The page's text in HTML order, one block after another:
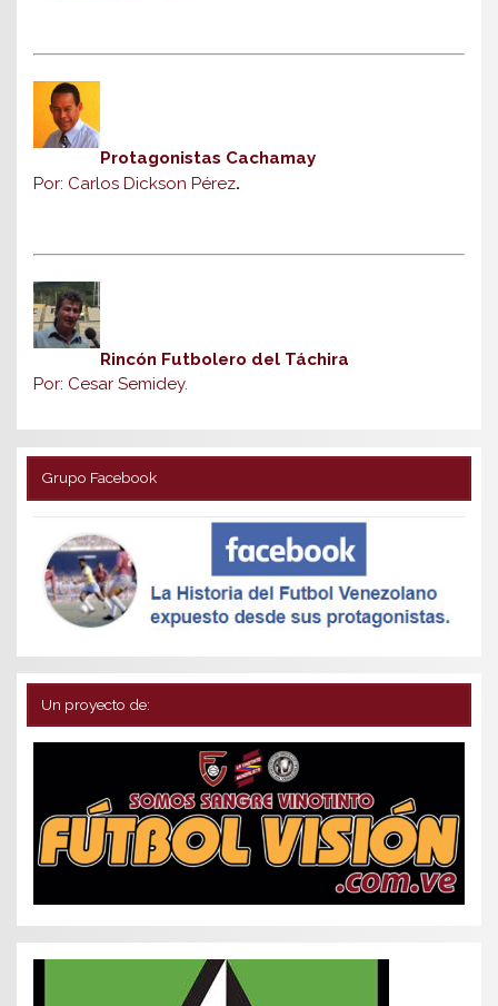
Protagonistas Cachamay
Por: Carlos Dickson Pérez.
Rincón Futbolero del Táchira
Por: Cesar Semidey.
Grupo Facebook
Un proyecto de: